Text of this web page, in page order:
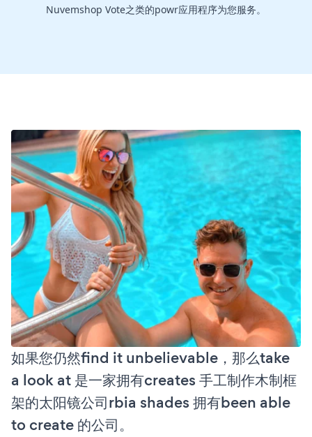
Nuvemshop Vote之类的powr应用程序为您服务。
如果您仍然find it unbelievable，那么take
a look at 是一家拥有creates 手工制作木制框
架的太阳镜公司rbia shades 拥有been able
to create 的公司。